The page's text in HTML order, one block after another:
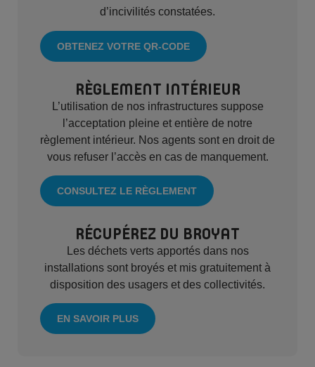
d’incivilités constatées.
OBTENEZ VOTRE QR-CODE
RÈGLEMENT INTÉRIEUR
L’utilisation de nos infrastructures suppose
l’acceptation pleine et entière de notre
règlement intérieur. Nos agents sont en droit de
vous refuser l’accès en cas de manquement.
CONSULTEZ LE RÈGLEMENT
RÉCUPÉREZ DU BROYAT
Les déchets verts apportés dans nos
installations sont broyés et mis gratuitement à
disposition des usagers et des collectivités.
EN SAVOIR PLUS